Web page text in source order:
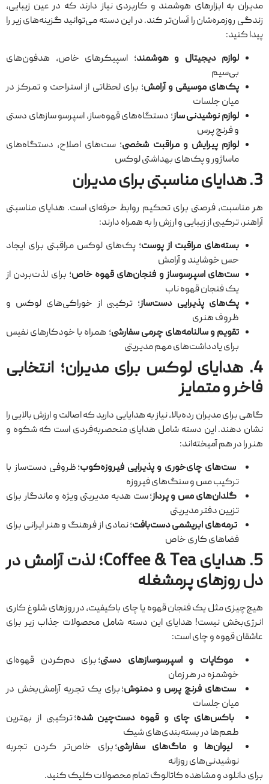
مدیران به ابزارهای هوشمند و کاربردی نیاز دارند که در عین زیبایی،
زندگی روزمره‌شان را آسان‌تر کند. در این دسته می‌توانید گزینه‌های زیر را
پیدا کنید:
لوازم دیجیتال و هوشمند؛ اسپیکرهای خاص، هدفون‌های
بی‌سیم
پک‌های موسیقی و آرامش؛ برای لحظاتی از استراحت و تمرکز در
میان جلسات
لوازم نوشیدنی ساز؛ دستگاه‌های قهوه‌ساز، اسپرسو سازهای دستی
و فرنچ پرس
لوازم پیرایش و مراقبت شخصی؛ ست‌های اصلاح، دستگاه‌های
ماساژور و پک‌های بهداشتی لوکس
3. هدایای مناسبتی برای مدیران
هر مناسبت، فرصتی برای تحکیم روابط حرفه‌ای است. هدایای مناسبتی
آراهنر، ترکیبی از زیبایی و ارزش را به همراه دارند:
بسته‌های مراقبت از پوست؛ پک‌های لوکس مراقبتی برای ایجاد
حس خوشایند و آرامش
ست‌های اسپرسوساز و فنجان‌های قهوه خاص؛ برای لذت‌بردن از
یک فنجان قهوه ناب
پک‌های پذیرایی دست‌ساز؛ ترکیبی از خوراکی‌های لوکس و
ظروف هنری
تقویم و سالنامه‌های چرمی سفارشی؛ همراه با خودکارهای نفیس
برای یادداشت‌های مهم مدیریتی
4. هدایای لوکس برای مدیران؛ انتخابی
فاخر و متمایز
گاهی برای مدیران رده‌بالا، نیاز به هدایایی دارید که اصالت و ارزش بالایی را
نشان دهند. این دسته شامل هدایای منحصربه‌فردی است که شکوه و
هنر را در هم آمیخته‌اند:
ست‌های چای‌خوری و پذیرایی فیروزه‌کوب؛ ظروفی دست‌ساز با
ترکیب مس و سنگ‌های فیروزه
گلدان‌های مس و پرداز؛ ست هدیه مدیریتی ویژه و ماندگار برای
تزیین دفتر مدیریتی
ترمه‌های ابریشمی دست‌بافت؛ نمادی از فرهنگ و هنر ایرانی برای
فضاهای کاری خاص
5. هدایای Coffee & Tea؛ لذت آرامش در
دل روزهای پرمشغله
هیچ‌چیزی مثل یک فنجان قهوه یا چای باکیفیت، در روزهای شلوغ کاری
انرژی‌بخش نیست! هدایای این دسته شامل محصولات جذاب زیر برای
عاشقان قهوه و چای است:
موکاپات و اسپرسوسازهای دستی؛ برای دم‌کردن قهوه‌‌ای
خوشمزه در هر زمان
ست‌های فرنچ پرس و دمنوش؛ برای یک تجربه‌ آرامش‌بخش در
میان جلسات
باکس‌های چای و قهوه دست‌چین شده؛ ترکیبی از بهترین
طعم‌ها در بسته‌بندی‌های شیک
لیوان‌ها و ماگ‌های سفارشی؛ برای خاص‌تر کردن تجربه
نوشیدنی‌های روزانه
برای دانلود و مشاهده کاتالوگ تمام محصولات کلیک کنید.